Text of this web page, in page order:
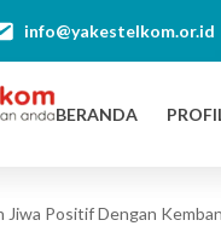
info@yakestelkom.or.id
BERANDA
Jiwa Positif Dengan